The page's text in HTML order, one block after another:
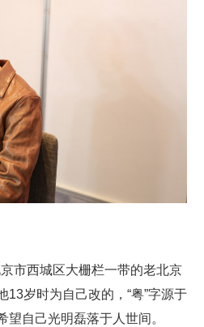
市西城区大栅栏一带的老北京
13岁时为自己改的，“粤”字源于
望自己光明磊落于人世间。